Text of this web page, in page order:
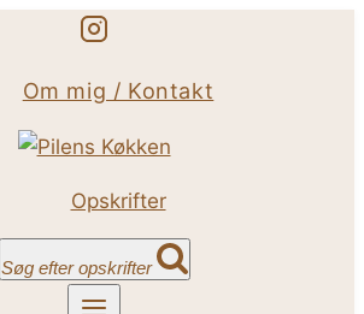
Om mig / Kontakt
Opskrifter
Søg efter opskrifter